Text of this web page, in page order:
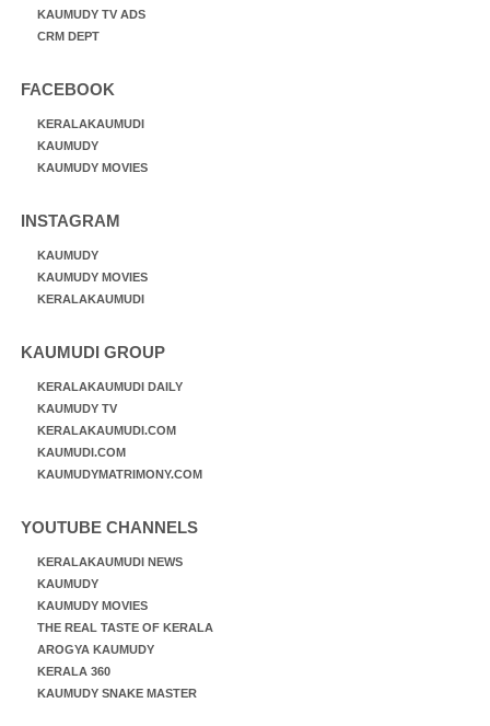
KAUMUDY TV ADS
CRM DEPT
FACEBOOK
KERALAKAUMUDI
KAUMUDY
KAUMUDY MOVIES
INSTAGRAM
KAUMUDY
KAUMUDY MOVIES
KERALAKAUMUDI
KAUMUDI GROUP
KERALAKAUMUDI DAILY
KAUMUDY TV
KERALAKAUMUDI.COM
KAUMUDI.COM
KAUMUDYMATRIMONY.COM
YOUTUBE CHANNELS
KERALAKAUMUDI NEWS
KAUMUDY
KAUMUDY MOVIES
THE REAL TASTE OF KERALA
AROGYA KAUMUDY
KERALA 360
KAUMUDY SNAKE MASTER